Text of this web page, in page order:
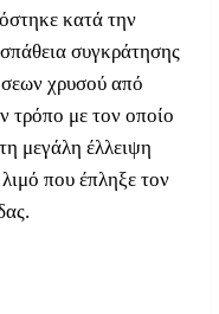
κατά την
συγκράτησης
χρυσού από
τρόπο με τον οποίο
μεγάλη έλλειψη
που έπληξε τον